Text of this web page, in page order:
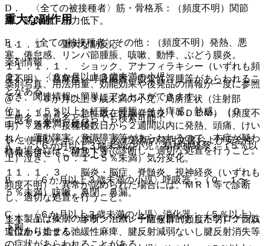
D． 〈全ての被接種者〉筋・骨格系：（頻度不明）関節
痛、筋肉痛、筋力低下。
E． 〈全ての被接種者〉その他：（頻度不明）発熱、悪
寒、倦怠感、リンパ節腫脹、咳嗽、動悸、ぶどう膜炎。
２）． 〈６か月以上３歳未満の小児〉
@． 〈６か月以上３歳未満の小児〉局所症状（注射部
位）：（５％以上）紅斑、腫脹、そう痒感、熱感、（０．
１〜５％未満）硬結。
A． 〈６か月以上３歳未満の小児〉精神神経系：（５％以
上）泣き、（０．１〜５％未満）気分変化。
B． 〈６か月以上３歳未満の小児〉呼吸器：（０．１〜
５％未満）咳嗽、鼻閉、鼻漏。
C． 〈６か月以上３歳未満の小児〉消化器：（５％以上）
下痢。
重大な副作用
１１．１． 重大な副反応
１１．１．１． ショック、アナフィラキシー（いずれも頻
度不明）：蕁麻疹、呼吸困難、血管性浮腫等があらわれるこ
とがある。
１１．１．２． 急性散在性脳脊髄炎（ＡＤＥＭ）（頻度不
明）：通常、接種後数日から２週間以内に発熱、頭痛、けい
れん、運動障害、意識障害等があらわれるので、本症が疑わ
れる場合には、ＭＲＩ等で診断し、適切な処置を行うこと。
１１．１．３． 脳炎・脳症、脊髄炎、視神経炎（いずれも
頻度不明）：異常が認められた場合には、ＭＲＩ等で診断
し、適切な処置を行うこと。
１１．１．４． ギラン・バレー症候群（頻度不明）：四肢
遠位から始まる弛緩性麻痺、腱反射減弱ないし腱反射消失等
の症状があらわれることがある。
薬剤情報
薬剤写真、用法用量、効能効果や後発品の情報が一度に参照
でき、関連情報へ簡単にアクセスができます。
一般名、製品名どちらでも検索可能！
※ ご使用いただく際に、必ず最新の添付文書および安全性
情報も併せてご確認下さい。
※本製品は疾病の診断・治療・予防を目的としたプログラム
ではありません。